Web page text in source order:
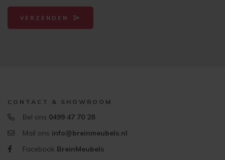
VERZENDEN
CONTACT & SHOWROOM
Bel ons 0499 47 70 28
Mail ons info@breinmeubels.nl
Facebook BreinMeubels